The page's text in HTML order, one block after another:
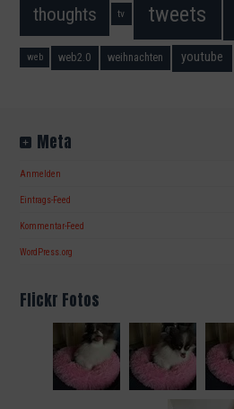
thoughts tv tweets
web web2.0 weihnachten youtube
Meta
Anmelden
Eintrags-Feed
Kommentar-Feed
WordPress.org
Flickr Fotos